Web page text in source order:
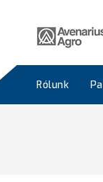
Rólunk